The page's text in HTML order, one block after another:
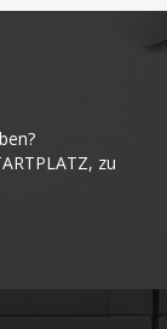
zu